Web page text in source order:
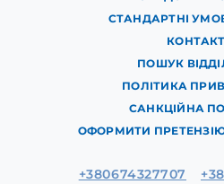
СТАНДАРТНІ
ПОШУК
ПОЛІТИКА
САНКЦІЙНА
ОФОРМИТИ
+380674327707